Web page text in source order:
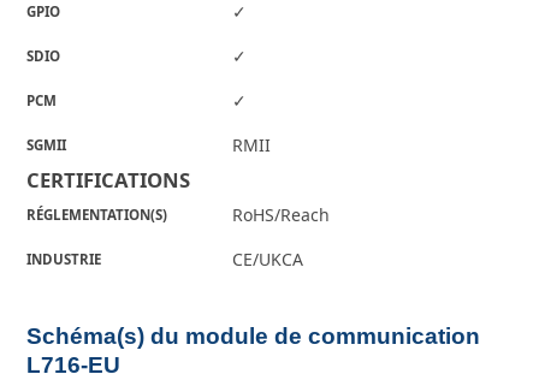
GPIO ✓
SDIO ✓
PCM ✓
SGMII RMII
CERTIFICATIONS
RÉGLEMENTATION(S) RoHS/Reach
INDUSTRIE CE/UKCA
Schéma(s) du module de communication
L716-EU